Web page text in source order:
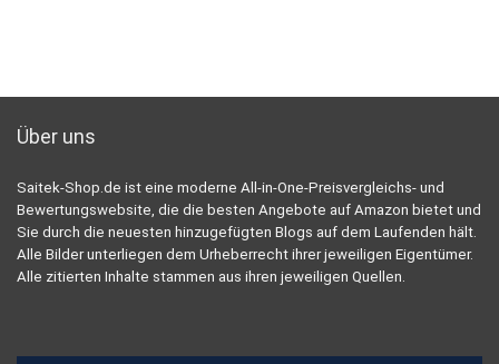
Über uns
Saitek-Shop.de ist eine moderne All-in-One-Preisvergleichs- und
Bewertungswebsite, die die besten Angebote auf Amazon bietet und
Sie durch die neuesten hinzugefügten Blogs auf dem Laufenden hält.
Alle Bilder unterliegen dem Urheberrecht ihrer jeweiligen Eigentümer.
Alle zitierten Inhalte stammen aus ihren jeweiligen Quellen.